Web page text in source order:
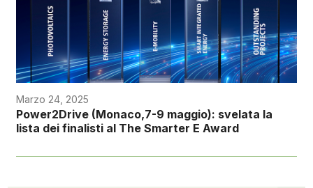
Marzo 24, 2025
Power2Drive (Monaco,7-9 maggio): svelata la
lista dei finalisti al The Smarter E Award